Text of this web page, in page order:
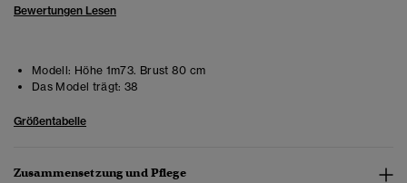
Bewertungen Lesen
Modell: Höhe 1m73. Brust 80 cm
Das Model trägt: 38
Größentabelle
Zusammensetzung und Pflege